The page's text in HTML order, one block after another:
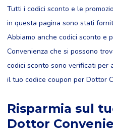
Tutti i codici sconto e le
in questa pagina sono stati
Abbiamo anche codici sconto e
Convenienza che si possono
codici sconto sono verificati per
il tuo codice coupon per Dottor
Risparmia sul
Dottor